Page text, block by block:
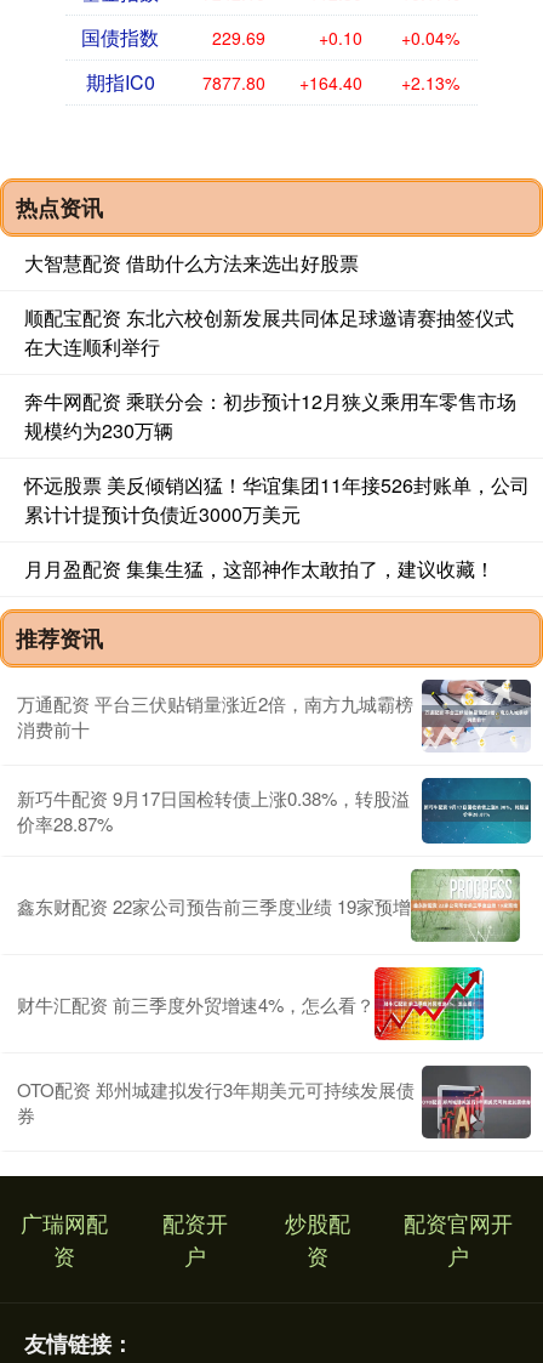
国债指数 229.69 +0.10 +0.04%
期指IC0 7877.80 +164.40 +2.13%
热点资讯
大智慧配资 借助什么方法来选出好股票
顺配宝配资 东北六校创新发展共同体足球邀请赛抽签仪式
在大连顺利举行
奔牛网配资 乘联分会：初步预计12月狭义乘用车零售市场
规模约为230万辆
怀远股票 美反倾销凶猛！华谊集团11年接526封账单，公司
累计计提预计负债近3000万美元
月月盈配资 集集生猛，这部神作太敢拍了，建议收藏！
推荐资讯
万通配资 平台三伏贴销量涨近2倍，南方九城霸榜
消费前十
新巧牛配资 9月17日国检转债上涨0.38%，转股溢
价率28.87%
鑫东财配资 22家公司预告前三季度业绩 19家预增
财牛汇配资 前三季度外贸增速4%，怎么看？
OTO配资 郑州城建拟发行3年期美元可持续发展债
券
广瑞网配
资
配资开
户
炒股配
资
配资官网开
户
友情链接：